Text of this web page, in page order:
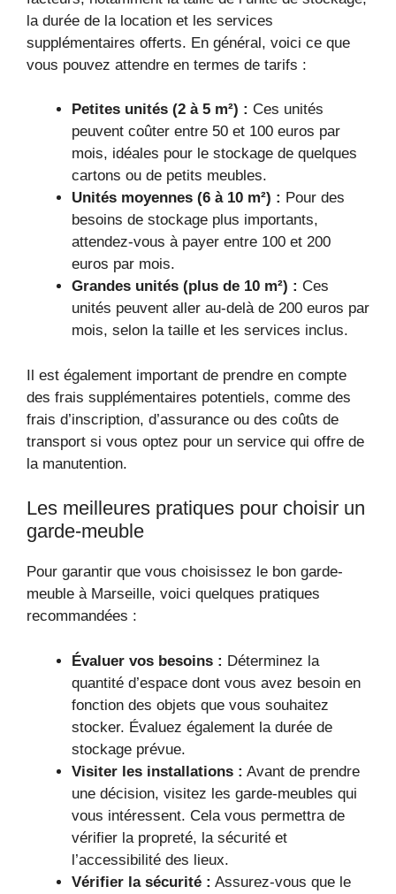
la durée de la location et les services
supplémentaires offerts. En général, voici ce que
vous pouvez attendre en termes de tarifs :
Petites unités (2 à 5 m²) : Ces unités
peuvent coûter entre 50 et 100 euros par
mois, idéales pour le stockage de quelques
cartons ou de petits meubles.
Unités moyennes (6 à 10 m²) : Pour des
besoins de stockage plus importants,
attendez-vous à payer entre 100 et 200
euros par mois.
Grandes unités (plus de 10 m²) : Ces
unités peuvent aller au-delà de 200 euros par
mois, selon la taille et les services inclus.
Il est également important de prendre en compte
des frais supplémentaires potentiels, comme des
frais d’inscription, d’assurance ou des coûts de
transport si vous optez pour un service qui offre de
la manutention.
Les meilleures pratiques pour choisir un
garde-meuble
Pour garantir que vous choisissez le bon garde-
meuble à Marseille, voici quelques pratiques
recommandées :
Évaluer vos besoins : Déterminez la
quantité d’espace dont vous avez besoin en
fonction des objets que vous souhaitez
stocker. Évaluez également la durée de
stockage prévue.
Visiter les installations : Avant de prendre
une décision, visitez les garde-meubles qui
vous intéressent. Cela vous permettra de
vérifier la propreté, la sécurité et
l’accessibilité des lieux.
Vérifier la sécurité : Assurez-vous que le